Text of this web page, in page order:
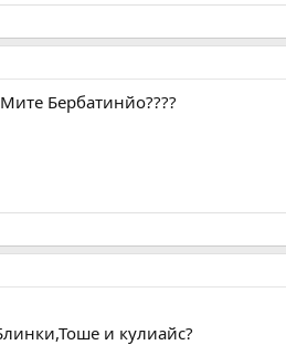
Бербатинйо????
и кулиайс?